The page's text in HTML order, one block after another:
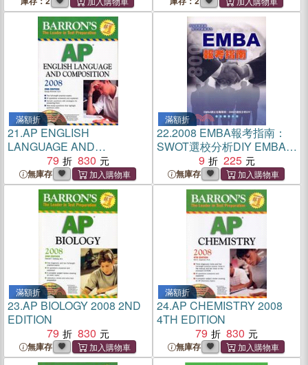
滿額折
21.AP ENGLISH
LANGUAGE AND
COMPOSITION 2008 2ND
EDITION
79 830
無庫存
滿額折
22.2008 EMBA報考指南：
SWOT選校分析DIY EMBA碩
9 225
無庫存
滿額折
23.AP BIOLOGY 2008 2ND
EDITION
79
830
無庫存
滿額折
24.AP CHEMISTRY 2008
4TH EDITION
79
830
無庫存